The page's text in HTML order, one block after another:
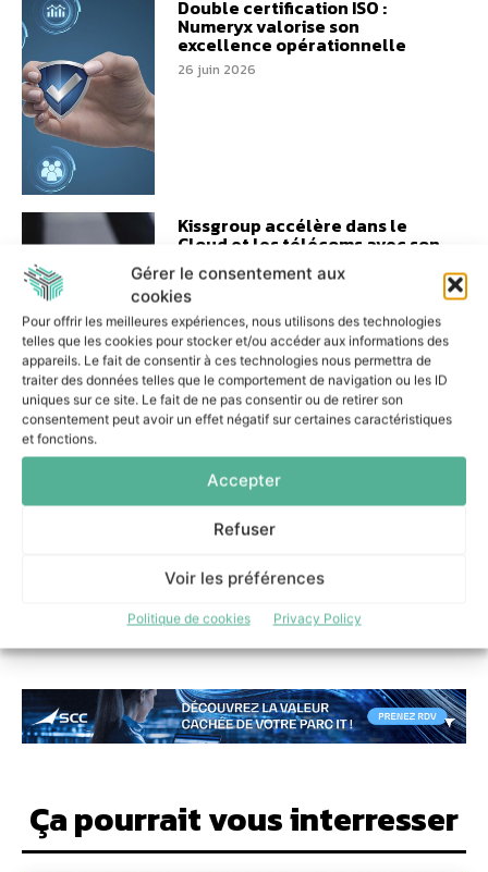
Gérer le consentement aux
cookies
Pour offrir les meilleures expériences, nous utilisons des technologies
telles que les cookies pour stocker et/ou accéder aux informations des
appareils. Le fait de consentir à ces technologies nous permettra de
traiter des données telles que le comportement de navigation ou les ID
uniques sur ce site. Le fait de ne pas consentir ou de retirer son
consentement peut avoir un effet négatif sur certaines caractéristiques
et fonctions.
Accepter
Refuser
Voir les préférences
Politique de cookies Privacy Policy
Double certification ISO :
Numeryx valorise son
excellence opérationnelle
26 juin 2026
Kissgroup accélère dans le
Cloud et les télécoms avec son
réseau de partenaires
23 juin 2026
comptent lutter contre les
manipulations de contenus IA
22 juin 2026
Ça pourrait vous interresser